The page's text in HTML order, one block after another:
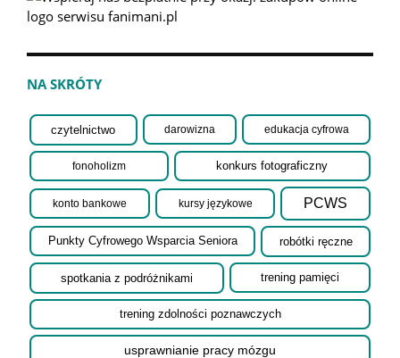
NA SKRÓTY
czytelnictwo darowizna edukacja cyfrowa
fonoholizm konkurs fotograficzny
konto bankowe kursy językowe PCWS
Punkty Cyfrowego Wsparcia Seniora robótki ręczne
spotkania z podróżnikami trening pamięci
trening zdolności poznawczych
usprawnianie pracy mózgu